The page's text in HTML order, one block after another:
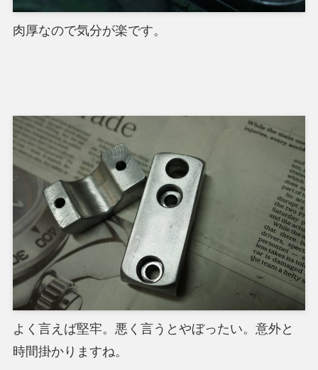
肉厚なので気分が楽です。
よく言えば堅牢。悪く言うとやぼったい。意外と
時間掛かりますね。